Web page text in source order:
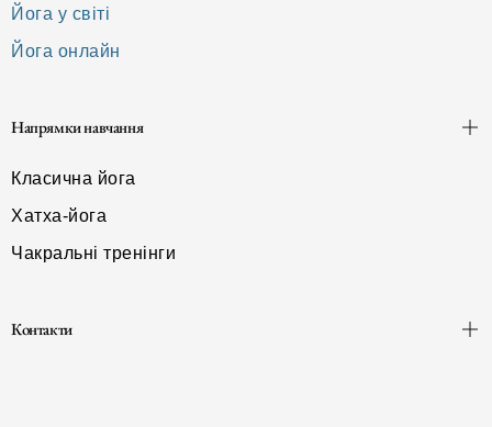
Йога у світі
Йога онлайн
Напрямки навчання
Класична йога
Хатха-йога
Чакральні тренінги
Контакти